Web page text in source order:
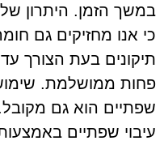
במשך הזמן. היתרון
כי אנו מחזיקים גם
תיקונים בעת הצורך
פחות ממושלמת. שימוש
שפתיים הוא גם
עיבוי שפתיים